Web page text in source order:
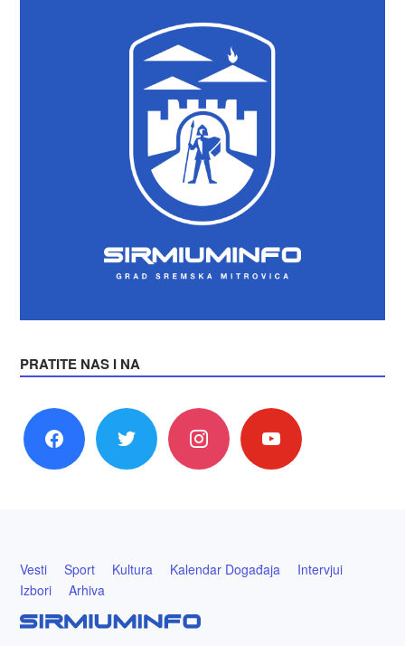
PRATITE NAS I NA
facebook twitter instagram youtube
Vesti Sport Kultura Kalendar Događaja
Intervjui
Izbori
Arhiva